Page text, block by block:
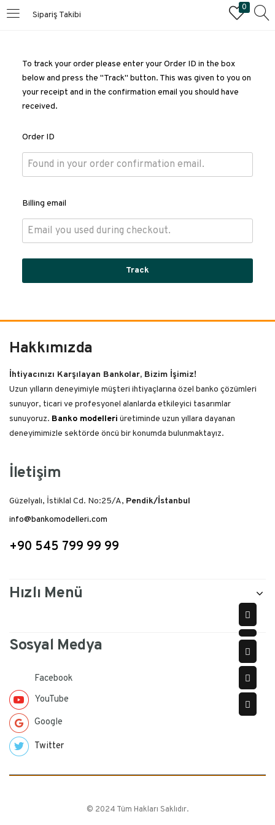
Sipariş Takibi
0
GIRIŞ YAPMAK
Giriş yapmak için kullanıcı adınızı ve şifrenizi girin.
Kayıp Şifre?
To track your order please enter your Order ID in the box
below and press the "Track" button. This was given to you on
your receipt and in the confirmation email you should have
received.
Order ID
Billing email
Track
Hakkımızda
İhtiyacınızı Karşılayan Bankolar, Bizim İşimiz!
Uzun yılların deneyimiyle müşteri ihtiyaçlarına özel banko çözümleri
sunuyor, ticari ve profesyonel alanlarda etkileyici tasarımlar
sunuyoruz. Banko modelleri üretiminde uzun yıllara dayanan
deneyimimizle sektörde öncü bir konumda bulunmaktayız.
İletişim
Güzelyalı, İstiklal Cd. No:25/A, Pendik/İstanbul
info@bankomodelleri.com
+90 545 799 99 99
Hızlı Menü
Sosyal Medya
Facebook
YouTube
Google
Twitter
© 2024 Tüm Hakları Saklıdır.